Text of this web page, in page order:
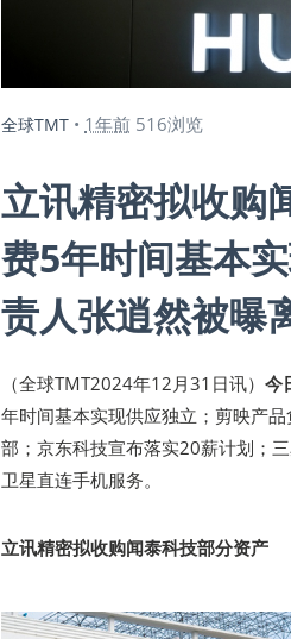
全球TMT • 1年前 516浏览
立讯精密拟收购
费5年时间基本
责人张逍然被曝
（全球TMT2024年12月31日讯） 今
年时间基本实现供应独立；剪映产
部；京东科技宣布落实20薪计划；
卫星直连手机服务。
立讯精密拟收购闻泰科技部分资产